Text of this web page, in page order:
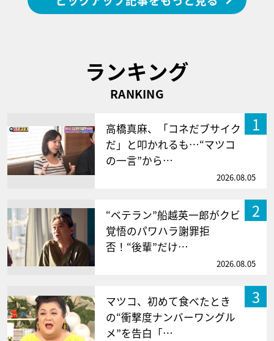
ランキング
RANKING
1
高橋真麻、「コネだブサイク
だ」と叩かれるも…“マツコ
の一言”から…
2026.08.05
2
“ベテラン”船越英一郎がクビ
覚悟のパワハラ謝罪拒
否！“後輩”だけ…
2026.08.05
3
マツコ、初めて食べたとき
の“衝撃度ナンバーワングル
メ”を告白「…